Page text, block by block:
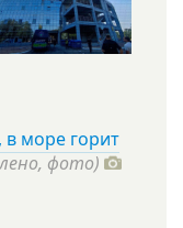
в море горит
фото)